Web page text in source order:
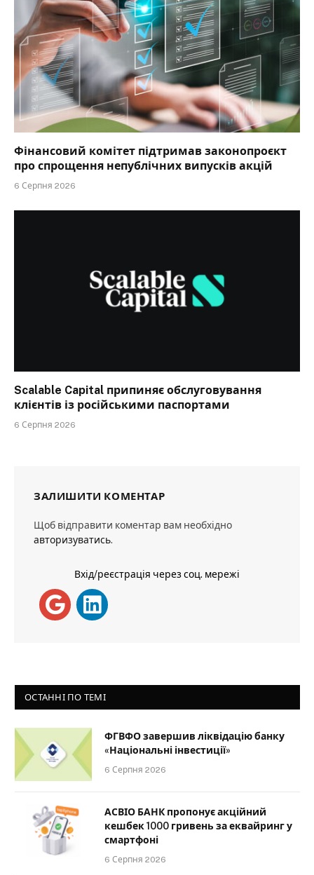
Фінансовий комітет підтримав законопроєкт
про спрощення непублічних випусків акцій
6 Серпня 2026
Scalable Capital припиняє обслуговування
клієнтів із російськими паспортами
6 Серпня 2026
ЗАЛИШИТИ КОМЕНТАР
Щоб відправити коментар вам необхідно
авторизуватись.
Вхід/реєстрація через соц. мережі
ОСТАННІ ПО ТЕМІ
ФГВФО завершив ліквідацію банку
«Національні інвестиції»
6 Серпня 2026
АСВІО БАНК пропонує акційний
кешбек 1000 гривень за еквайринг у
смартфоні
6 Серпня 2026